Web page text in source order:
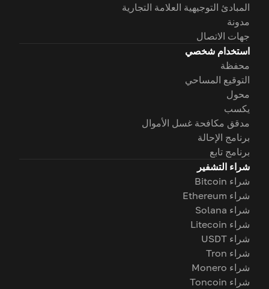
المبادئ التوجيهية العلامة التجارية
مدونة
جهات الاتصال
استخدام شخصي
محفظة
التوقيع المساحي
محول
يكسب
مدقق مكافحة غسل الأموال
برنامج الإحالة
برنامج تابع
شراء التشفير
شراء Bitcoin
شراء Ethereum
شراء Solana
شراء Litecoin
شراء USDT
شراء Tron
شراء Monero
شراء Toncoin